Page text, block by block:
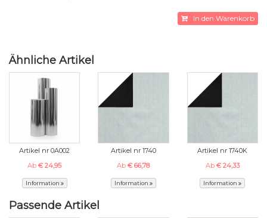
In den Warenkorb
Ähnliche Artikel
Artikel nr 0A002
Ab€ 24,95
Information
Artikel nr 1740
Ab€ 66,78
Information
Artikel nr 1740K
Ab € 24,33
Information
Passende Artikel